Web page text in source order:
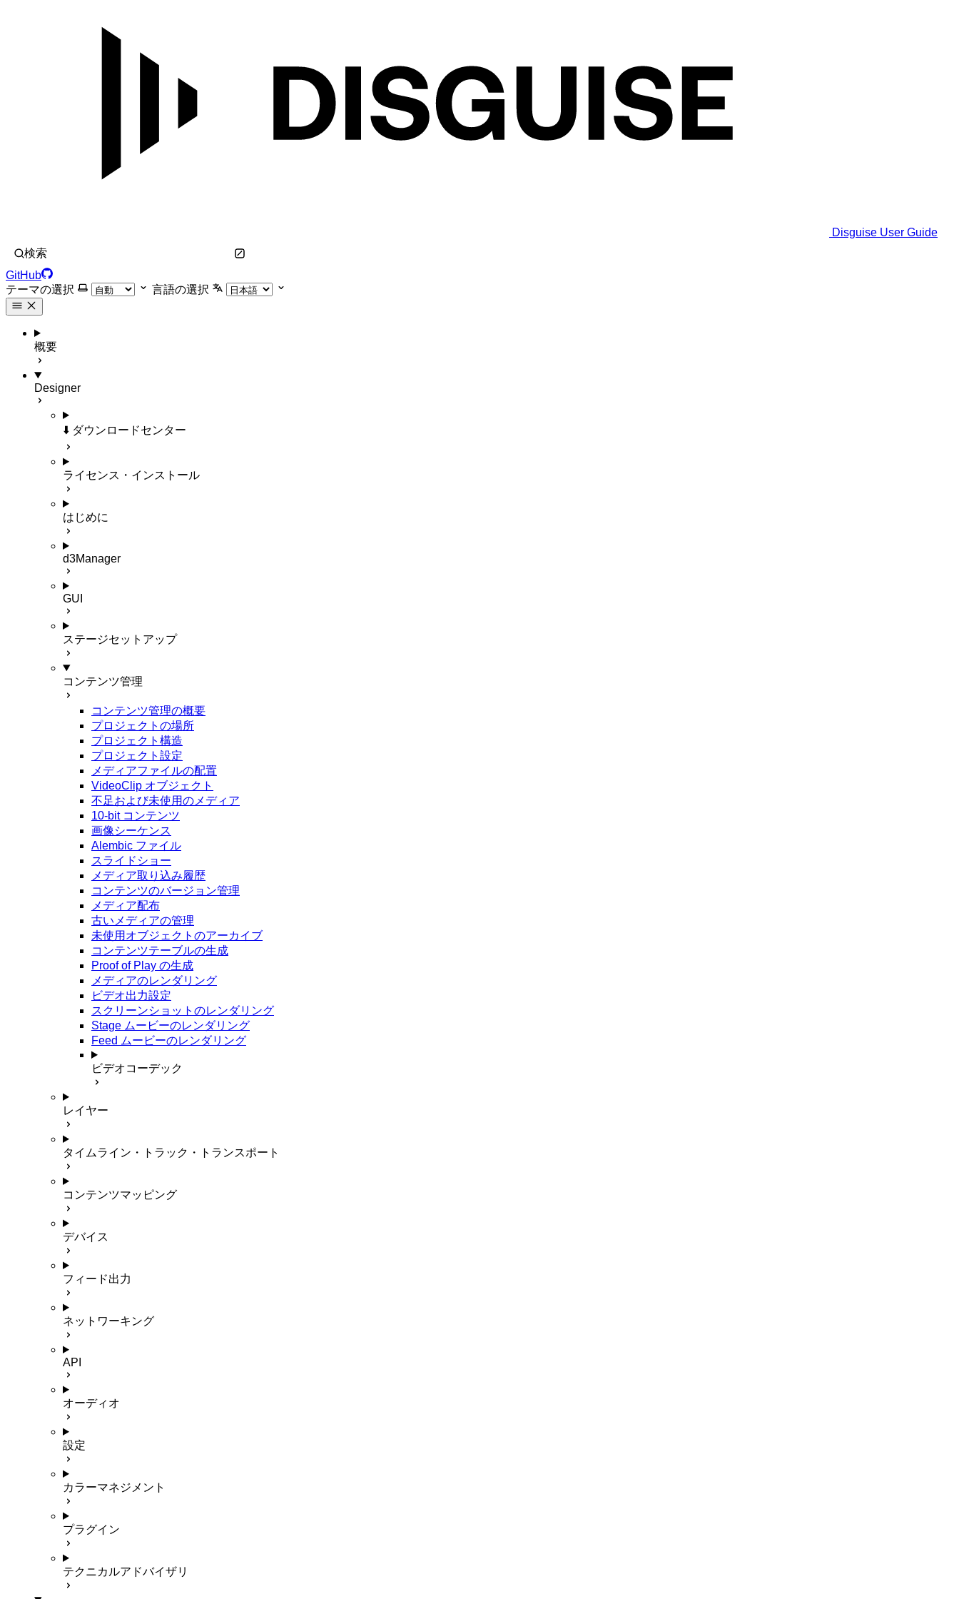
Disguise User Guide
検索
GitHub
テーマの選択
言語の選択
概要
Designer
⬇️ ダウンロードセンター
ライセンス・インストール
はじめに
d3Manager
GUI
ステージセットアップ
コンテンツ管理
コンテンツ管理の概要
プロジェクトの場所
プロジェクト構造
プロジェクト設定
メディアファイルの配置
VideoClip オブジェクト
不足および未使用のメディア
10-bit コンテンツ
画像シーケンス
Alembic ファイル
スライドショー
メディア取り込み履歴
コンテンツのバージョン管理
メディア配布
古いメディアの管理
未使用オブジェクトのアーカイブ
コンテンツテーブルの生成
Proof of Play の生成
メディアのレンダリング
ビデオ出力設定
スクリーンショットのレンダリング
Stage ムービーのレンダリング
Feed ムービーのレンダリング
ビデオコーデック
レイヤー
タイムライン・トラック・トランスポート
コンテンツマッピング
デバイス
フィード出力
ネットワーキング
API
オーディオ
設定
カラーマネジメント
プラグイン
テクニカルアドバイザリ